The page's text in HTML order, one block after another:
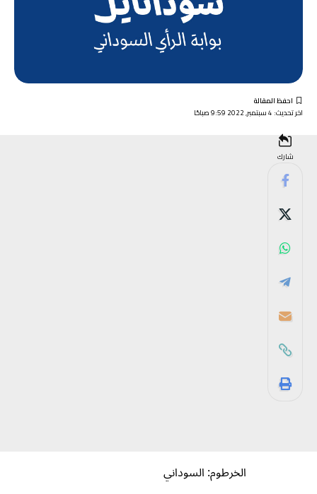
اخر تحديث: 4 سبتمبر, 2022 9:59 صباحًا
شارك
الخرطوم: السوداني